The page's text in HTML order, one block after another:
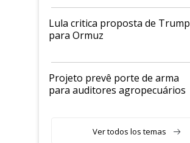
Lula critica proposta de Trump
para Ormuz
Projeto prevê porte de arma
para auditores agropecuários
Ver todos los temas